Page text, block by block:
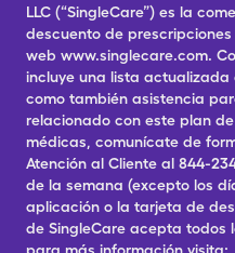
LLC (“SingleCare”) es la
descuento de
web www.singlecare.com.
incluye una lista
como también asistencia
relacionado con este plan
médicas, comunícate de
Atención al Cliente al 844-
de la semana (excepto los
aplicación o la tarjeta de
de SingleCare acepta todos